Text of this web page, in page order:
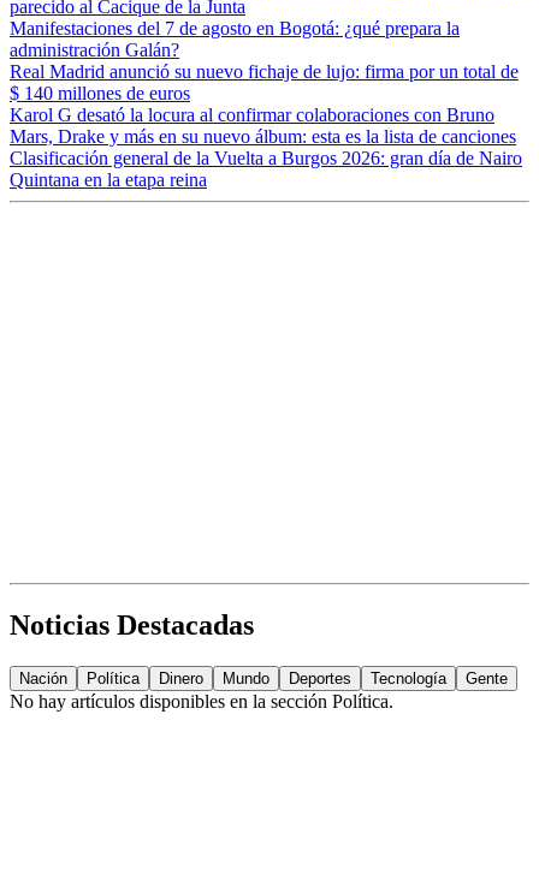
parecido al Cacique de la Junta
Manifestaciones del 7 de agosto en Bogotá: ¿qué prepara la
administración Galán?
Real Madrid anunció su nuevo fichaje de lujo: firma por un total de
$ 140 millones de euros
Karol G desató la locura al confirmar colaboraciones con Bruno
Mars, Drake y más en su nuevo álbum: esta es la lista de canciones
Clasificación general de la Vuelta a Burgos 2026: gran día de Nairo
Quintana en la etapa reina
Noticias Destacadas
Nación Política Dinero Mundo Deportes Tecnología Gente
No hay artículos disponibles en la sección Política.